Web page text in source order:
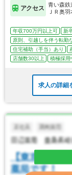
アクセス
青い森鉄
ＪＲ奥
年収700万円以上可 新
原則、引越しを伴う転勤
住宅補助（手当）あり
店舗数30以上
積極採用
求人の詳細